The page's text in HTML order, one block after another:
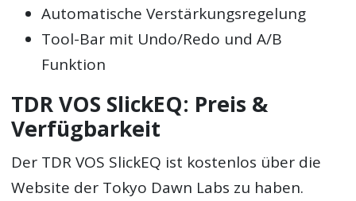
Automatische Verstärkungsregelung
Tool-Bar mit Undo/Redo und A/B
Funktion
TDR VOS SlickEQ: Preis &
Verfügbarkeit
Der TDR VOS SlickEQ ist kostenlos über die
Website der Tokyo Dawn Labs zu haben.